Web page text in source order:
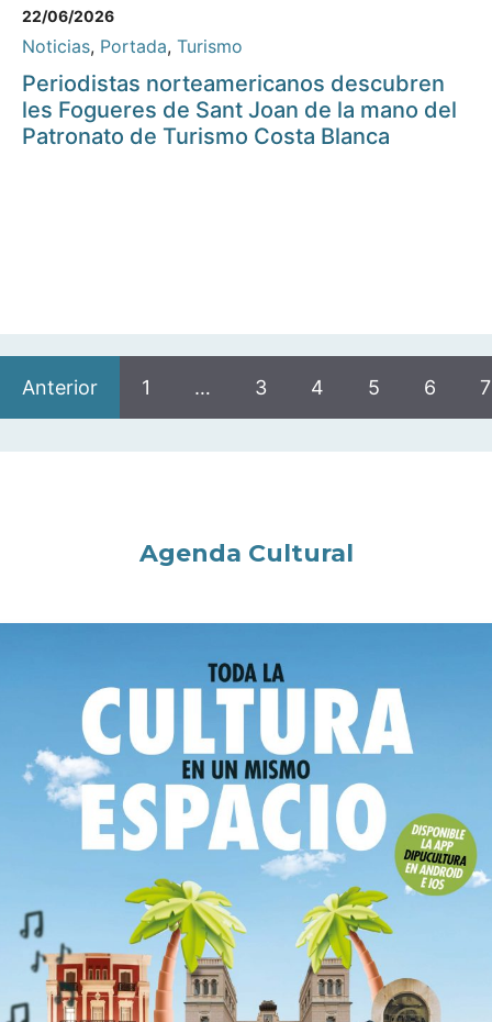
22/06/2026
Noticias, Portada, Turismo
Periodistas norteamericanos descubren
les Fogueres de Sant Joan de la mano del
Patronato de Turismo Costa Blanca
Anterior 1 … 3 4 5 6 7
Agenda Cultural